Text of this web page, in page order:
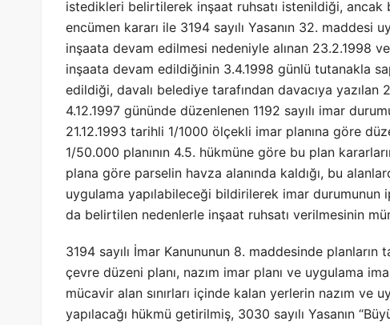
istedikleri belirtilerek inşaat ruhsatı istenildiği, ancak
encümen kararı ile 3194 sayılı Yasanın 32. maddesi
inşaata devam edilmesi nedeniyle alınan 23.2.1998
inşaata devam edildiğinin 3.4.1998 günlü tutanakla
edildiği, davalı belediye tarafından davacıya yazılan
4.12.1997 gününde düzenlenen 1192 sayılı imar
21.12.1993 tarihli 1/1000 ölçekli imar planına göre
1/50.000 planının 4.5. hükmüne göre bu plan
plana göre parselin havza alanında kaldığı, bu
uygulama yapılabileceği bildirilerek imar durumunun
da belirtilen nedenlerle inşaat ruhsatı verilmesinin
3194 sayılı İmar Kanununun 8. maddesinde planların
çevre düzeni planı, nazım imar planı ve uygulama
mücavir alan sınırları içinde kalan yerlerin nazım ve
yapılacağı hükmü getirilmiş, 3030 sayılı Yasanın